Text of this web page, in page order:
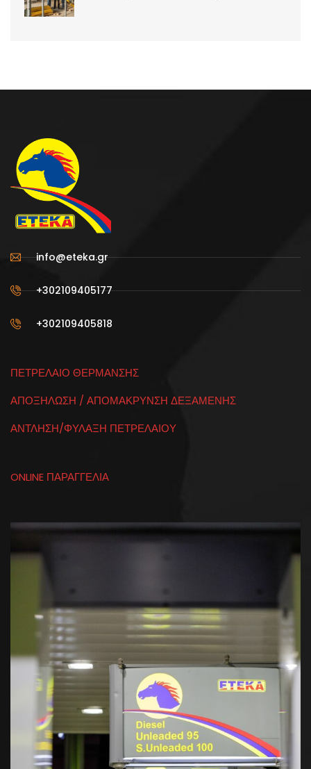
info@eteka.gr
+302109405177
+302109405818
ΠΕΤΡΕΛΑΙΟ ΘΕΡΜΑΝΣΗΣ
ΑΠΟΞΗΛΩΣΗ / ΑΠΟΜΑΚΡΥΝΣΗ ΔΕΞΑΜΕΝΗΣ
ΑΝΤΛΗΣΗ/ΦΥΛΑΞΗ ΠΕΤΡΕΛΑΙΟΥ
ONLINE ΠΑΡΑΓΓΕΛΙΑ